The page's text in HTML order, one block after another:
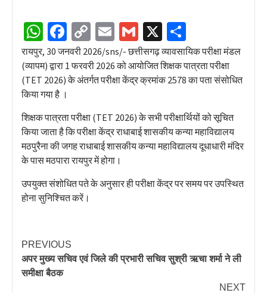
WhatsApp
Facebook
Copy
Link
EmailGmail
X
रायपुर, 30 जनवरी 2026/sns/- छत्तीसगढ़ व्यावसायिक परीक्षा मंडल
(व्यापम) द्वारा 1 फरवरी 2026 को आयोजित शिक्षक पात्रता परीक्षा
(TET 2026) के अंतर्गत परीक्षा केंद्र क्रमांक 2578 का पता संसोधित
किया गया है ।
शिक्षक पात्रता परीक्षा (TET 2026) के सभी परीक्षार्थियों को सूचित
किया जाता है कि परीक्षा केंद्र राधाबाई शासकीय कन्या महाविद्यालय
मठपुरैना की जगह राधाबाई शासकीय कन्या महाविद्यालय दूधाधारी मंदिर
के पास मठपारा रायपुर में होगा।
उपयुक्त संशोधित पते के अनुसार ही परीक्षा केंद्र पर समय पर उपस्थित
होना सुनिश्चित करें।
PREVIOUS
अपर मुख्य सचिव एवं जिले की प्रभारी सचिव सुश्री ऋचा शर्मा ने ली
समीक्षा बैठक
NEXT